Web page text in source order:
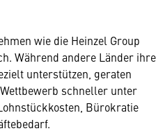
wie die Heinzel Group
Während andere Länder ihre
unterstützen, geraten
schneller unter
Bürokratie